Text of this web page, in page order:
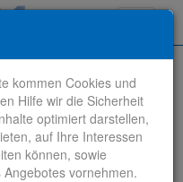
kommen Cookies und
Hilfe wir die Sicherheit
optimiert darstellen,
auf Ihre Interessen
können, sowie
vornehmen.